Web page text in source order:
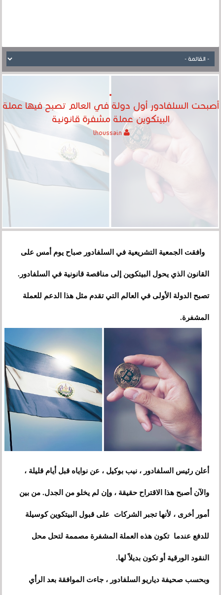
أصبحت السلفادور أول دولة في العالم تصبح فيها عملة
البيتكوين عملة مشفرة قانونية
lhoussain
وافقت الجمعية التشريعية في السلفادور صباح يوم أمس على
القانون الذي يحول البيتكوين إلى مناقصة قانونية في السلفادور.
تصبح الدولة الأولى في العالم التي تقدم مثل هذا الدعم للعملة
المشفرة.
أعلن رئيس السلفادور ، نيب بوكيل ، عن نواياه قبل أيام قليلة ،
والآن أصبح هذا الاقتراح حقيقة ، وإن لم يخلو من الجدل. من بين
أمور أخرى ، لأنها تجبر الشركات على قبول البيتكوين كوسيلة
للدفع عندما تكون هذه العملة المشفرة مصممة لتحل محل
النقود الورقية أو تكون بديلاً لها.
وبحسب صحيفة دياريو السلفادور ، جاءت الموافقة بعد الرأي